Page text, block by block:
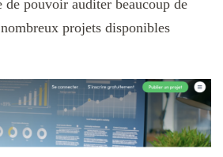
de pouvoir auditer beaucoup de
projets disponibles